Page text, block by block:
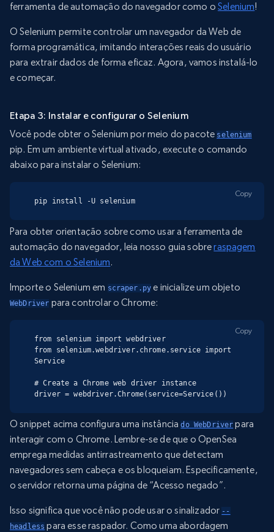
ferramenta de automação do navegador como oSelenium!
O Selenium permite controlar um navegador da Web de
forma programática, imitando interações reais do usuário
para extrair dados de forma eficaz. Agora, vamos instalá-lo
e começar.
Etapa 3: Instalar e configurar o Selenium
Você pode obter o Selenium por meio do pacote selenium
pip. Em um ambiente virtual ativado, execute o comando
abaixo para instalar o Selenium:
pip install -U selenium
Copy
Para obter orientação sobre como usar a ferramenta de
automação do navegador, leia nosso guia sobreraspagem
da Web com o Selenium.
Importe o Selenium em scraper.py e inicialize um objeto
WebDriver para controlar o Chrome:
from selenium import webdriver
from selenium.webdriver.chrome.service import
Service
# Create a Chrome web driver instance
driver = webdriver.Chrome(service=Service())
Copy
O snippet acima configura uma instânciado WebDriver para
interagir com o Chrome. Lembre-se de que o OpenSea
emprega medidas antirrastreamento que detectam
navegadores sem cabeça e os bloqueiam. Especificamente,
o servidor retorna uma página de “Acesso negado”.
Isso significa que você não pode usar o sinalizador --
headless para esse raspador. Como uma abordagem